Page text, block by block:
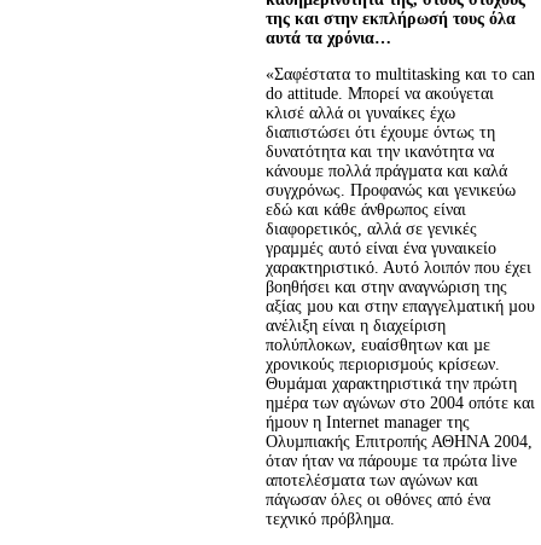
της και στην εκπλήρωσή τους όλα
αυτά τα χρόνια…
«Σαφέστατα το multitasking και το can
do attitude. Μπορεί να ακούγεται
κλισέ αλλά οι γυναίκες έχω
διαπιστώσει ότι έχουµε όντως τη
δυνατότητα και την ικανότητα να
κάνουµε πολλά πράγµατα και καλά
συγχρόνως. Προφανώς και γενικεύω
εδώ και κάθε άνθρωπος είναι
διαφορετικός, αλλά σε γενικές
γραµµές αυτό είναι ένα γυναικείο
χαρακτηριστικό. Αυτό λοιπόν που έχει
βοηθήσει και στην αναγνώριση της
αξίας µου και στην επαγγελµατική µου
ανέλιξη είναι η διαχείριση
πολύπλοκων, ευαίσθητων και µε
χρονικούς περιορισµούς κρίσεων.
Θυµάµαι χαρακτηριστικά την πρώτη
ηµέρα των αγώνων στο 2004 οπότε και
ήµουν η Internet manager της
Ολυµπιακής Επιτροπής ΑΘΗΝΑ 2004,
όταν ήταν να πάρουµε τα πρώτα live
αποτελέσµατα των αγώνων και
πάγωσαν όλες οι οθόνες από ένα
τεχνικό πρόβληµα.